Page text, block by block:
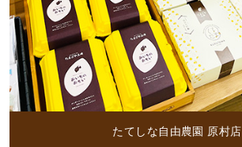
たてしな自由農園 原村店